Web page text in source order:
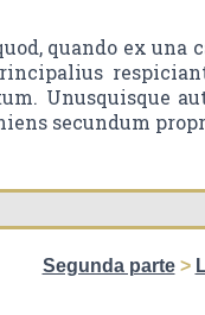
quando ex una
Unusquisque
secundum
Segunda parte>